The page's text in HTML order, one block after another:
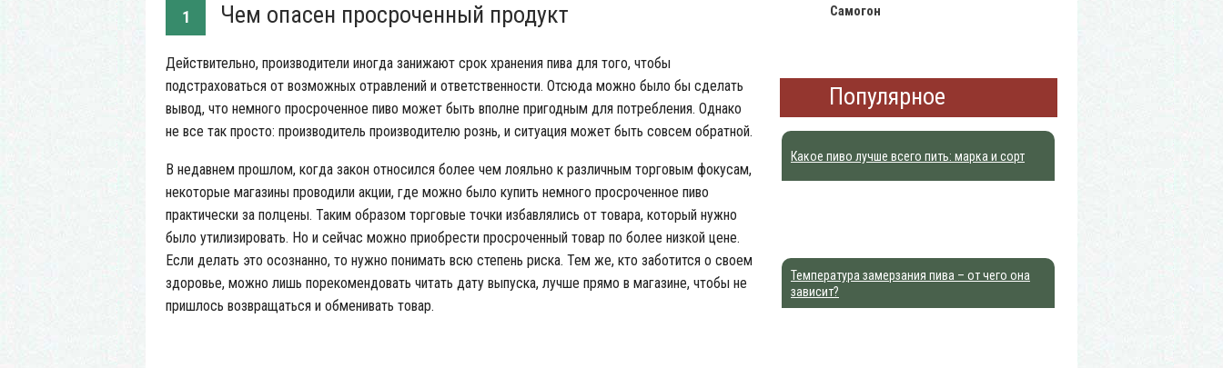
1 Чем опасен просроченный продукт
Действительно, производители иногда занижают срок хранения пива для того, чтобы
подстраховаться от возможных отравлений и ответственности. Отсюда можно было бы сделать
вывод, что немного просроченное пиво может быть вполне пригодным для потребления. Однако
не все так просто: производитель производителю рознь, и ситуация может быть совсем обратной.
В недавнем прошлом, когда закон относился более чем лояльно к различным торговым фокусам,
некоторые магазины проводили акции, где можно было купить немного просроченное пиво
практически за полцены. Таким образом торговые точки избавлялись от товара, который нужно
было утилизировать. Но и сейчас можно приобрести просроченный товар по более низкой цене.
Если делать это осознанно, то нужно понимать всю степень риска. Тем же, кто заботится о своем
здоровье, можно лишь порекомендовать читать дату выпуска, лучше прямо в магазине, чтобы не
пришлось возвращаться и обменивать товар.
Самогон
Популярное
Какое пиво лучше всего пить: марка и сорт
Температура замерзания пива – от чего она
зависит?